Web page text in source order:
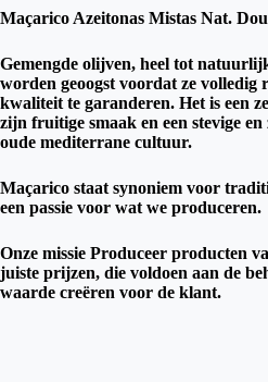
Maçarico Azeitonas Mistas Nat.
Gemengde olijven, heel tot
worden geoogst voordat ze volledig
kwaliteit te garanderen. Het is een
zijn fruitige smaak en een stevige
oude mediterrane cultuur.
Maçarico staat synoniem voor
een passie voor wat we produceren.
Onze missie Produceer producten
juiste prijzen, die voldoen aan de
waarde creëren voor de klant.